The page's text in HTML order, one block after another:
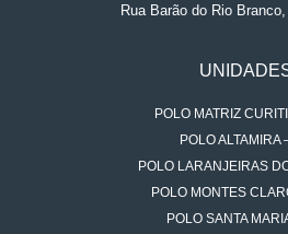
Rua Barão do Rio
POLO MATRIZ
POLO ALTAMIRA
POLO LARANJEIRAS
POLO MONTES
POLO SANTA